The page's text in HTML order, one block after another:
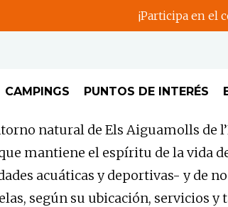
¡Participa en el
CAMPINGS PUNTOS DE INTERÉS
natural de Els Aiguamolls de
mantiene el espíritu de la vida
acuáticas y deportivas- y de
según su ubicación, servicios